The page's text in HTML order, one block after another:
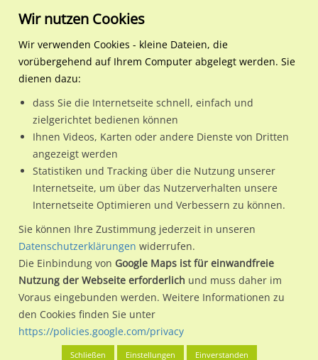
Regionale Plakatwerbung Hamburg
Hamburg, Freie und
Sternstr. 25 - 27
Sternstr. 25 - 27
Nutze günstige Werbemöglichkeiten am Standort Sternstr.
25 - 27im Ortsteil Sternschanze)in Hamburg, Freie und
Hansestadt.
Wir erheben für jede unserer Werbeflächen individuelle und
aktuelleStandortinformationenund Leistungswerte. Damit
kannst du dich schon vor der Buchung im Detail über den
Standort, seine Reichweite und Werbewirkung sowie
eventuelle Beschränkungen in den zugelassenen
Wir nutzen Cookies
Wir verwenden Cookies - kleine Dateien, die
vorübergehend auf Ihrem Computer abgelegt werden. Sie
dienen dazu:
dass Sie die Internetseite schnell, einfach und
zielgerichtet bedienen können
Ihnen Videos, Karten oder andere Dienste von Dritten
angezeigt werden
Statistiken und Tracking über die Nutzung unserer
Internetseite, um über das Nutzerverhalten unsere
Internetseite Optimieren und Verbessern zu können.
Sie können Ihre Zustimmung jederzeit in unseren
Datenschutzerklärungen widerrufen.
Die Einbindung von Google Maps ist für einwandfreie
Nutzung der Webseite erforderlich und muss daher im
Voraus eingebunden werden. Weitere Informationen zu
den Cookies finden Sie unter
https://policies.google.com/privacy
Schließen Einstellungen Einverstanden